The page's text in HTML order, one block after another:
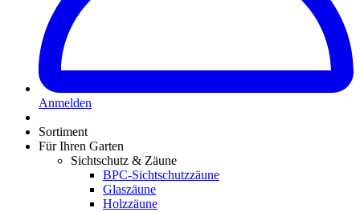
Anmelden
Sortiment
Für Ihren Garten
Sichtschutz & Zäune
BPC-Sichtschutzzäune
Glaszäune
Holzzäune